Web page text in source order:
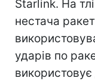
Starlink. На
нестача
ударів по
використовує